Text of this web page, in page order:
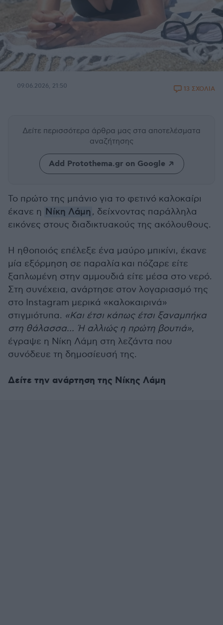
09.06.2026, 21:50 13 ΣΧΟΛΙΑ
Δείτε περισσότερα άρθρα μας στα αποτελέσματα
αναζήτησης
Add Protothema.gr on Google
Το πρώτο της μπάνιο για το φετινό καλοκαίρι
έκανε η Νίκη Λάμη, δείχνοντας παράλληλα
εικόνες στους διαδικτυακούς της ακόλουθους.
Η ηθοποιός επέλεξε ένα μαύρο μπικίνι, έκανε
μία εξόρμηση σε παραλία και πόζαρε είτε
ξαπλωμένη στην αμμουδιά είτε μέσα στο νερό.
Στη συνέχεια, ανάρτησε στον λογαριασμό της
στο Instagram μερικά «καλοκαιρινά»
στιγμιότυπα. «Και έτσι κάπως έτσι ξαναμπήκα
στη θάλασσα… Ή αλλιώς η πρώτη βουτιά»,
έγραψε η Νίκη Λάμη στη λεζάντα που
συνόδευε τη δημοσίευσή της.
Δείτε την ανάρτηση της Νίκης Λάμη